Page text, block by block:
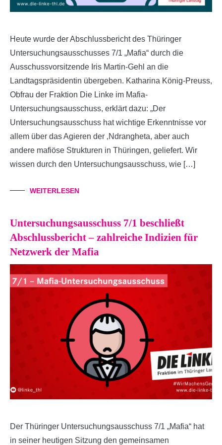
Heute wurde der Abschlussbericht des Thüringer
Untersuchungsausschusses 7/1 „Mafia“ durch die
Ausschussvorsitzende Iris Martin-Gehl an die
Landtagspräsidentin übergeben. Katharina König-Preuss,
Obfrau der Fraktion Die Linke im Mafia-
Untersuchungsausschuss, erklärt dazu: „Der
Untersuchungsausschuss hat wichtige Erkenntnisse vor
allem über das Agieren der ‚Ndrangheta, aber auch
andere mafiöse Strukturen in Thüringen, geliefert. Wir
wissen durch den Untersuchungsausschuss, wie […]
WEITERLESEN
Untersuchungsausschuss 7/1 beschließt
Abschlussbericht – zahlreiche Indizien für
Netzwerk der Mafia
Der Thüringer Untersuchungsausschuss 7/1 „Mafia“ hat
in seiner heutigen Sitzung den gemeinsamen